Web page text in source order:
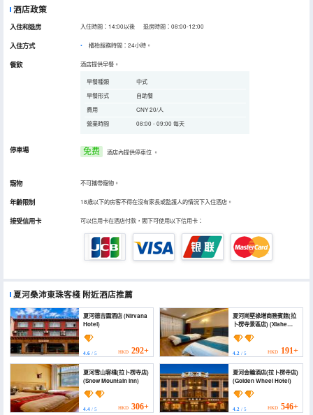
酒店政策
入住和退房 入住時間：14:00以後 退房時間：08:00-12:00
入住方式 櫃枱服務時間：24小時。
餐飲 酒店提供早餐。
早餐種類
中式
早餐形式
自助餐
費用
CNY 20/人
營業時間
08:00 - 09:00 每天
停車場 免费 酒店內提供停車位 。
寵物 不可攜帶寵物。
年齡限制 18歲以下的房客不得在沒有家長或監護人的情況下入住酒店。
接受信用卡 可以信用卡在酒店付款，閣下可使用以下信用卡：
夏河桑沛東珠客棧 附近酒店推薦
夏河德吉園酒店 (Nirvana
Hotel)
4.6 / 5 HKD 292+
夏河崗堅祿增商務賓館(拉
卜楞寺景區店) (Xiahe
Gangjian Xuzeng Hotel)
4.2/ 5 HKD 191+
夏河雪山客棧(拉卜楞寺店)
(Snow Mountain Inn)
4.4 / 5 HKD 306+
夏河金輪酒店(拉卜楞寺店)
(Golden Wheel Hotel)
4.2/ 5 HKD 546+